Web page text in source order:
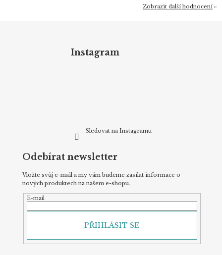
Zobrazit další hodnocení
Instagram
Sledovat na Instagramu
Odebírat newsletter
Vložte svůj e-mail a my vám budeme zasílat informace o
nových produktech na našem e-shopu.
E-mail
PŘIHLÁSIT SE